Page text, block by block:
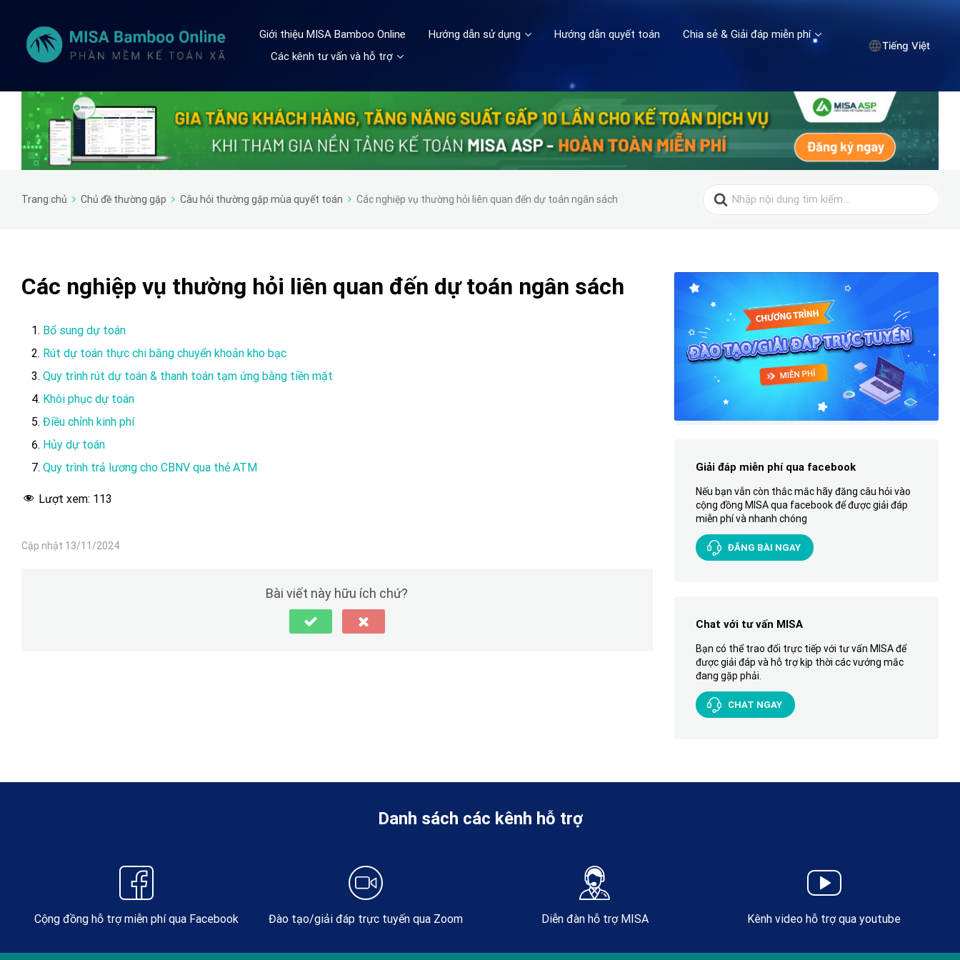
Giới thiệu MISA Bamboo Online Hướng dẫn sử dụng Hướng dẫn quyết toán
Chia sẻ & Giải đáp miễn phí
Các kênh tư vấn và hỗ trợ
Tiếng Việt
Trang chủ Chủ đề thường gặp Câu hỏi thường gặp mùa quyết toán Các nghiệp vụ thường hỏi liên quan đến dự toán ngân sách
Search
for:
Các nghiệp vụ thường hỏi liên quan đến dự toán ngân sách
Bổ sung dự toán
Rút dự toán thực chi bằng chuyển khoản kho bạc
Quy trình rút dự toán & thanh toán tạm ứng bằng tiền mặt
Khôi phục dự toán
Điều chỉnh kinh phí
Hủy dự toán
Quy trình trả lương cho CBNV qua thẻ ATM
Lượt xem: 113
Cập nhật 13/11/2024
Bài viết này hữu ích chứ?
Giải đáp miễn phí qua facebook
Nếu bạn vẫn còn thắc mắc hãy đăng câu hỏi vào
cộng đồng MISA qua facebook để được giải đáp
miễn phí và nhanh chóng
ĐĂNG BÀI NGAY
Chat với tư vấn MISA
Bạn có thể trao đổi trực tiếp với tư vấn MISA để
được giải đáp và hỗ trợ kịp thời các vướng mắc
đang gặp phải.
CHAT NGAY
Danh sách các kênh hỗ trợ
Cộng đồng hỗ trợ miễn phí qua Facebook Đào tạo/giải đáp trực tuyến qua Zoom Diễn đàn hỗ trợ MISA Kênh video hỗ trợ qua youtube